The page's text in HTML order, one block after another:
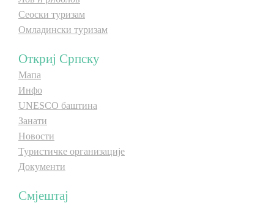
Сеоски туризам
Омладински туризам
Откриј Српску
Мапа
Инфо
UNESCO баштина
Занати
Новости
Туристичке организације
Документи
Смјештај